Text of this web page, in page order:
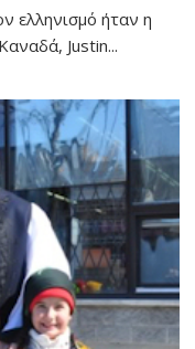
ελληνισμό ήταν η
Justin...